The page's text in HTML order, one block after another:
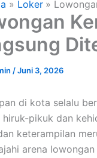
Loker
/Juni 3, 2026
di kota selalu
hiruk-pikuk dan
keterampilan
arena